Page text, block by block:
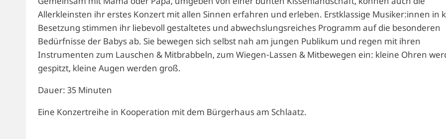
Allerkleinsten ihr erstes Konzert mit allen Sinnen erfahren und erleben. Erstklassige Musiker:innen in
Besetzung stimmen ihr liebevoll gestaltetes und abwechslungsreiches Programm auf die besonderen
Bedürfnisse der Babys ab. Sie bewegen sich selbst nah am jungen Publikum und regen mit ihren
Instrumenten zum Lauschen & Mitbrabbeln, zum Wiegen-Lassen & Mitbewegen ein: kleine Ohren
gespitzt, kleine Augen werden groß.
Dauer: 35 Minuten
Eine Konzertreihe in Kooperation mit dem Bürgerhaus am Schlaatz.